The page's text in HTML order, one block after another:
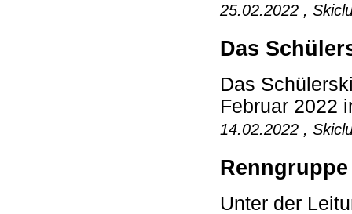
25.02.2022 ,
Das
Das
Februar 2022
14.02.2022 ,
Unter der